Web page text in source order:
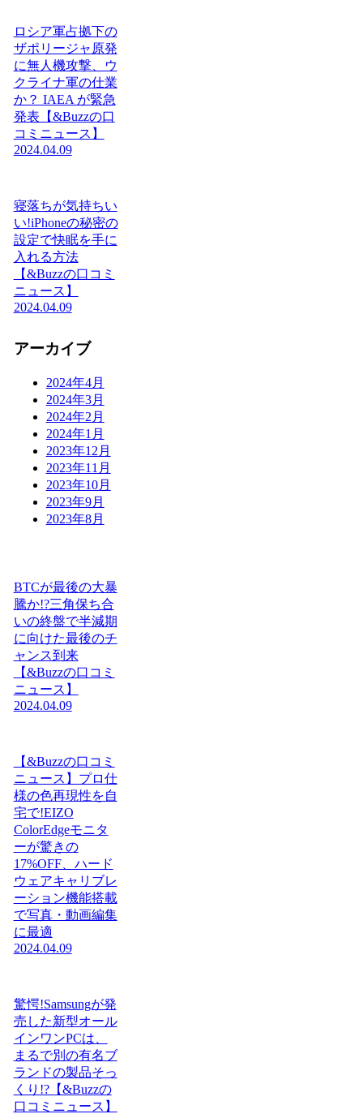
ロシア軍占拠下の
ザポリージャ原発
に無人機攻撃、ウ
クライナ軍の仕業
か？ IAEA が緊急
発表【&Buzzの口
コミニュース】
2024.04.09
寝落ちが気持ちい
い!iPhoneの秘密の
設定で快眠を手に
入れる方法
【&Buzzの口コミ
ニュース】
2024.04.09
アーカイブ
2024年4月
2024年3月
2024年2月
2024年1月
2023年12月
2023年11月
2023年10月
2023年9月
2023年8月
BTCが最後の大暴
騰か!?三角保ち合
いの終盤で半減期
に向けた最後のチ
ャンス到来
【&Buzzの口コミ
ニュース】
2024.04.09
【&Buzzの口コミ
ニュース】プロ仕
様の色再現性を自
宅で!EIZO
ColorEdgeモニタ
ーが驚きの
17%OFF、ハード
ウェアキャリブレ
ーション機能搭載
で写真・動画編集
に最適
2024.04.09
驚愕!Samsungが発
売した新型オール
インワンPCは、
まるで別の有名ブ
ランドの製品そっ
くり!?【&Buzzの
口コミニュース】